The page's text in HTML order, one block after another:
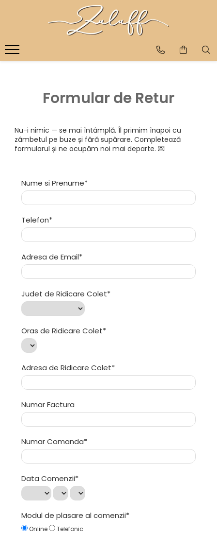
SCUTECE SI CHILOTEI
Scutece cu arici sustenabile
Esentiale pentru schimbatul
KLEAN KANTEEN
Cosuri pentru scutece
Saltele pentru schimbat
Vesela din silicon
Bavete cu maneca lunga
Jucarii pentru dentitie
CHARLIE BANANA
BAMBINO MIO
LOVE TO DREAM
Pijamale
Sac de dormit cu piciorușe
Sac de dormit pentru tranziție
Swaddle Up
MY CARRY POTTY
Olite si reductoare
BABIATORS
Formular de Retur
Nu-i nimic — se mai întâmplă. Îl primim înapoi cu
zâmbetul pe buze și fără supărare. Completează
formularul și ne ocupăm noi mai departe. 💌
Nume si Prenume*
Telefon*
Adresa de Email*
Judet de Ridicare Colet*
Oras de Ridicare Colet*
Adresa de Ridicare Colet*
Numar Factura
Numar Comanda*
Data Comenzii*
Modul de plasare al comenzii*
Online Telefonic